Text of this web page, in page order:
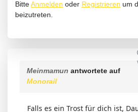
BitteAnmelden oder Registrieren um
beizutreten.
Meinmamun antwortete auf
Monorail
Falls es ein Trost für dich ist,